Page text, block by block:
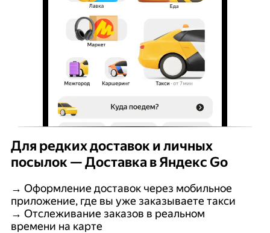
Для редких доставок и личных
посылок — Доставка в Яндекс Go
→ Оформление доставок через мобильное
приложение, где вы уже заказываете такси
→ Отслеживание заказов в реальном
времени на карте